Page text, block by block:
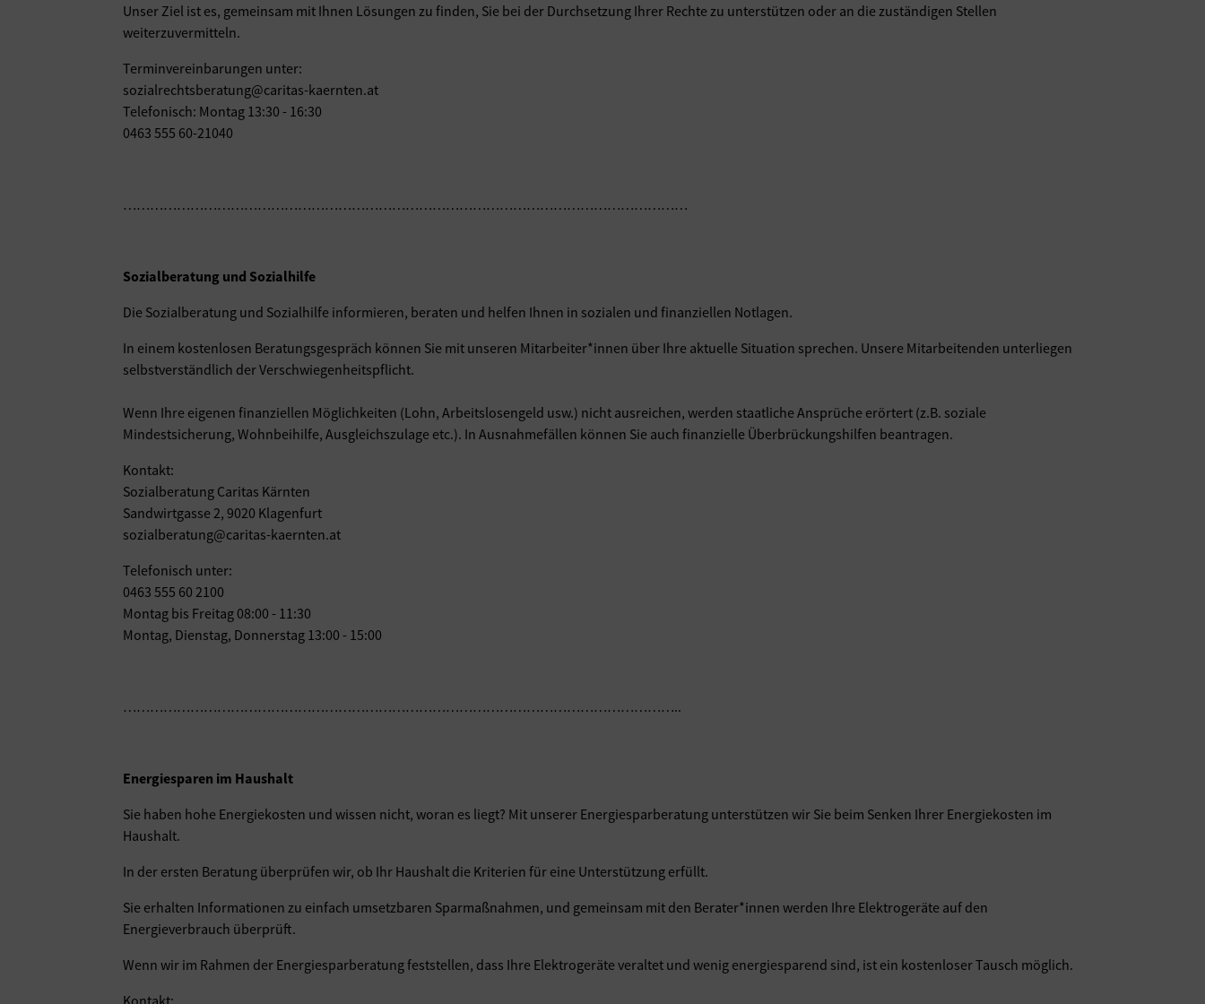
Unser Ziel ist es, gemeinsam mit Ihnen Lösungen zu finden, Sie bei der Durchsetzung Ihrer Rechte zu unterstützen oder an die zuständigen Stellen
weiterzuvermitteln.
Terminvereinbarungen unter:
sozialrechtsberatung@caritas-kaernten.at
Telefonisch: Montag 13:30 - 16:30
0463 555 60-21040
………………………………………………………………………………………………………………
Sozialberatung und Sozialhilfe
Die Sozialberatung und Sozialhilfe informieren, beraten und helfen Ihnen in sozialen und finanziellen Notlagen.
In einem kostenlosen Beratungsgespräch können Sie mit unseren Mitarbeiter*innen über Ihre aktuelle Situation sprechen. Unsere Mitarbeitenden unterliegen
selbstverständlich der Verschwiegenheitspflicht.
Wenn Ihre eigenen finanziellen Möglichkeiten (Lohn, Arbeitslosengeld usw.) nicht ausreichen, werden staatliche Ansprüche erörtert (z.B. soziale
Mindestsicherung, Wohnbeihilfe, Ausgleichszulage etc.). In Ausnahmefällen können Sie auch finanzielle Überbrückungshilfen beantragen.
Kontakt:
Sozialberatung Caritas Kärnten
Sandwirtgasse 2, 9020 Klagenfurt
sozialberatung@caritas-kaernten.at
Telefonisch unter:
0463 555 60 2100
Montag bis Freitag 08:00 - 11:30
Montag, Dienstag, Donnerstag 13:00 - 15:00
……………………………………………………………………………………………………………..
Energiesparen im Haushalt
Sie haben hohe Energiekosten und wissen nicht, woran es liegt? Mit unserer Energiesparberatung unterstützen wir Sie beim Senken Ihrer Energiekosten im
Haushalt.
In der ersten Beratung überprüfen wir, ob Ihr Haushalt die Kriterien für eine Unterstützung erfüllt.
Sie erhalten Informationen zu einfach umsetzbaren Sparmaßnahmen, und gemeinsam mit den Berater*innen werden Ihre Elektrogeräte auf den
Energieverbrauch überprüft.
Wenn wir im Rahmen der Energiesparberatung feststellen, dass Ihre Elektrogeräte veraltet und wenig energiesparend sind, ist ein kostenloser Tausch möglich.
Kontakt: